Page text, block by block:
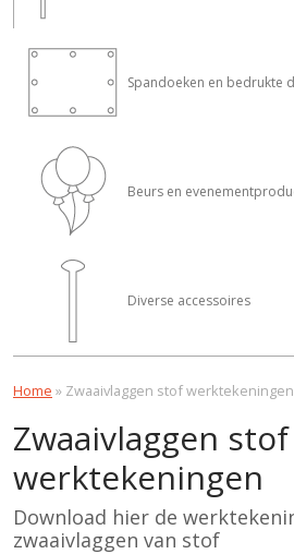
Spandoeken en bedrukte
Beurs en
Diverse accessoires
Home » Zwaaivlaggen stof werktekeningen
Zwaaivlaggen stof
werktekeningen
Download hier de
zwaaivlaggen van stof